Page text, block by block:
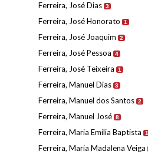
Ferreira, José Dias 3
Ferreira, José Honorato 1
Ferreira, José Joaquim 2
Ferreira, José Pessoa 4
Ferreira, José Teixeira 1
Ferreira, Manuel Dias 3
Ferreira, Manuel dos Santos 2
Ferreira, Manuel José 8
Ferreira, Maria Emília Baptista 1
Ferreira, Maria Madalena Veiga